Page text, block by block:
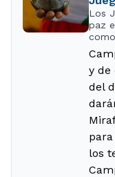
Los
paz
y de
del
los